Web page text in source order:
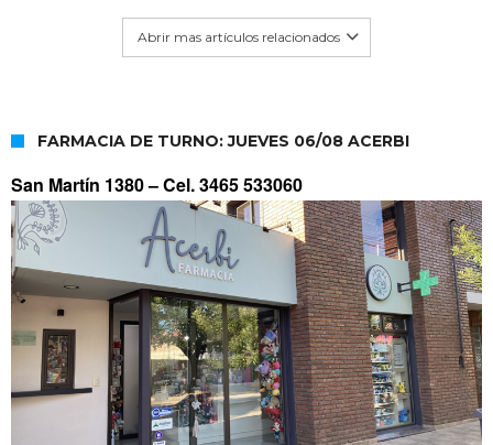
Abrir mas artículos relacionados
FARMACIA DE TURNO: JUEVES 06/08 ACERBI
San Martín 1380 –Cel. 3465 533060